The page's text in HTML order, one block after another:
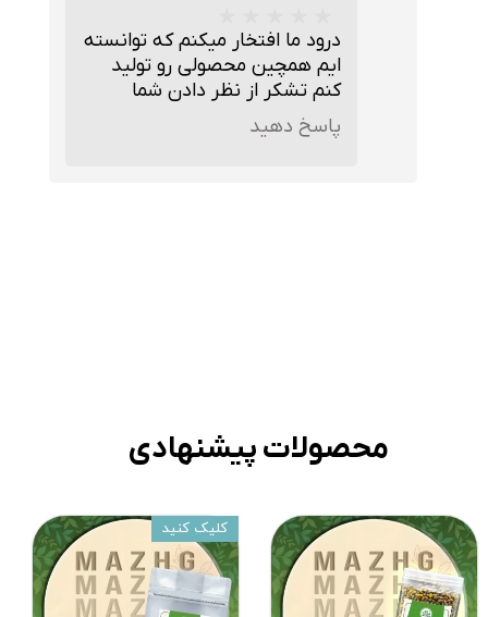
درود ما افتخار میکنم که توانسته
ایم همچین محصولی رو تولید
کنم تشکر از نظر دادن شما
پاسخ دهید
کلیک کنید
محصولات پیشنهادی